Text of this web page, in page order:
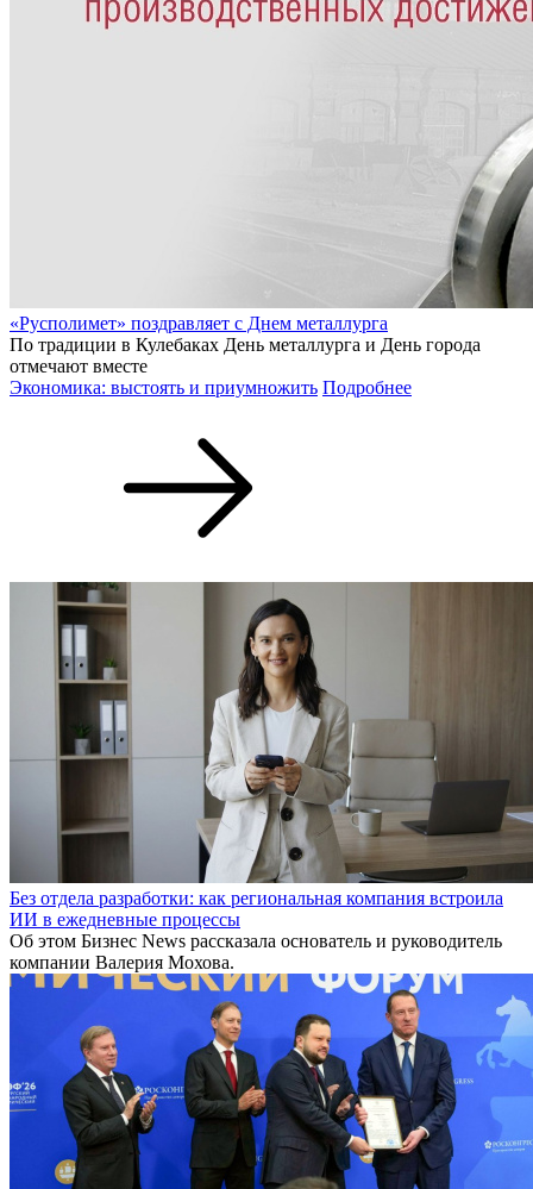
«Русполимет» поздравляет с Днем металлурга
По традиции в Кулебаках День металлурга и День города
отмечают вместе
Экономика: выстоять и приумножить Подробнее
Без отдела разработки: как региональная компания встроила
ИИ в ежедневные процессы
Об этом Бизнес News рассказала основатель и руководитель
компании Валерия Мохова.